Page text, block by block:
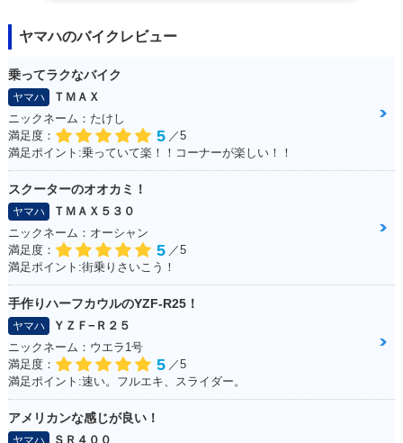
ヤマハのバイクレビュー
乗ってラクなバイク
ヤマハ
ＴＭＡＸ
ニックネーム：たけし
満足度：
5 ／5
満足ポイント:乗っていて楽！！コーナーが楽しい！！
スクーターのオオカミ！
ヤマハ
ＴＭＡＸ５３０
ニックネーム：オーシャン
満足度：
5 ／5
満足ポイント:街乗りさいこう！
手作りハーフカウルのYZF-R25！
ヤマハ
ＹＺＦ−Ｒ２５
ニックネーム：ウエラ1号
満足度：
5 ／5
満足ポイント:速い。フルエキ、スライダー。
アメリカンな感じが良い！
ヤマハ ＳＲ４００